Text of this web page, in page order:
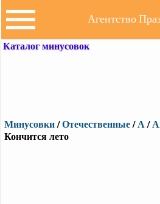
Агентство
Каталог минусовок
Минусовки/Отечественные/А/
Кончится лето